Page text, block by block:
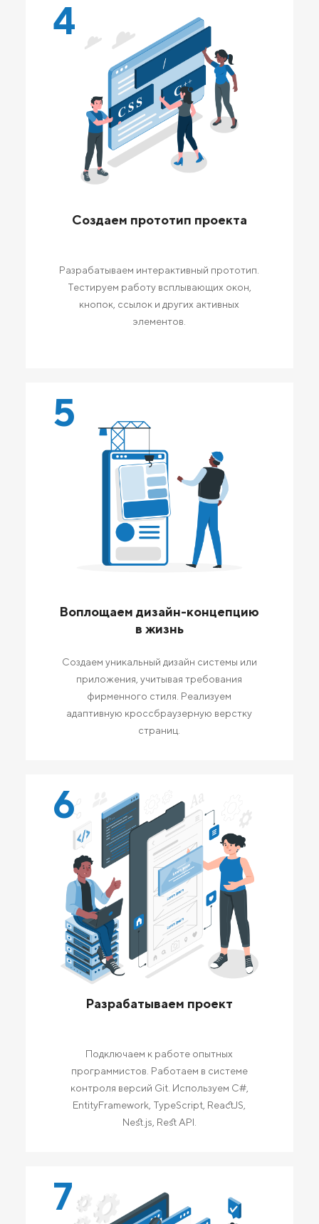
4
Создаем прототип проекта
Разрабатываем интерактивный прототип.
Тестируем работу всплывающих окон,
кнопок, ссылок и других активных
элементов.
5
Воплощаем дизайн-концепцию
в жизнь
Создаем уникальный дизайн системы или
приложения, учитывая требования
фирменного стиля. Реализуем
адаптивную кроссбраузерную верстку
страниц.
6
Разрабатываем проект
Подключаем к работе опытных
программистов. Работаем в системе
контроля версий Git. Используем C#,
EntityFramework, TypeScript, ReactJS,
Nest.js, Rest API.
7